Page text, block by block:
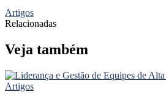
Artigos
Relacionadas
Veja também
Artigos